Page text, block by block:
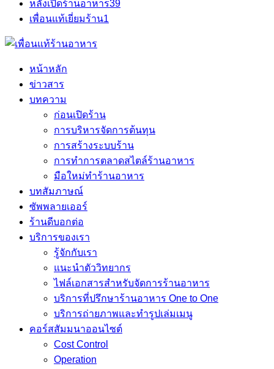
หลังเปิดร้านอาหาร39
เพื่อนแท้เยี่ยมร้าน1
หน้าหลัก
ข่าวสาร
บทความ
ก่อนเปิดร้าน
การบริหารจัดการต้นทุน
การสร้างระบบร้าน
การทำการตลาดสไตล์ร้านอาหาร
มือใหม่ทำร้านอาหาร
บทสัมภาษณ์
ซัพพลายเออร์
ร้านดีบอกต่อ
บริการของเรา
รู้จักกับเรา
แนะนำตัววิทยากร
ไฟล์เอกสารสำหรับจัดการร้านอาหาร
บริการที่ปรึกษาร้านอาหาร One to One
บริการถ่ายภาพและทำรูปเล่มเมนู
คอร์สสัมมนาออนไซต์
Cost Control
Operation